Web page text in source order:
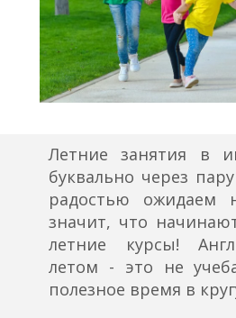
Летние занятия в
буквально через
радостью ожидаем
значит, что
летние курсы!
летом - это не
полезное время в